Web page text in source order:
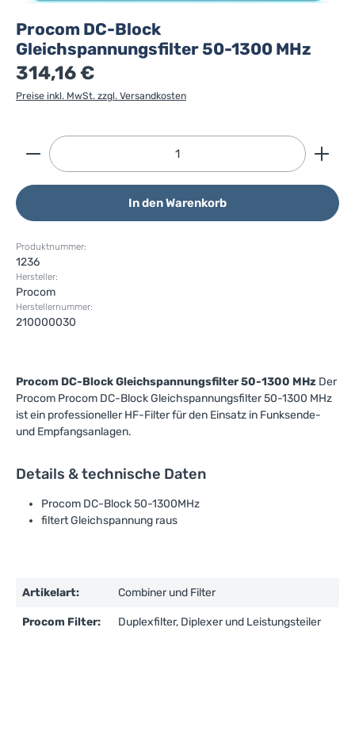
Procom DC-Block
Gleichspannungsfilter 50-1300 MHz
314,16 €
Preise inkl. MwSt. zzgl. Versandkosten
Produkt Anzahl: Gib den gewünschten Wert ein
In den Warenkorb
Produktnummer:
1236
Hersteller:
Procom
Herstellernummer:
210000030
Procom DC-Block Gleichspannungsfilter 50-1300 MHz Der
Procom Procom DC-Block Gleichspannungsfilter 50-1300 MHz
ist ein professioneller HF-Filter für den Einsatz in Funksende-
und Empfangsanlagen.
Details & technische Daten
Procom DC-Block 50-1300MHz
filtert Gleichspannung raus
Artikelart: Combiner und Filter
Procom Filter: Duplexfilter, Diplexer und Leistungsteiler